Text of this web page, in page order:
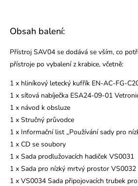
Obsah balení:
Přístroj SAV04 se dodává se vším, co
přístroje po vybalení z krabice, včetně:
1 x hliníkový letecký kufřík EN-AC-FG-
1 x síťová nabíječka ESA24-09-01
1 x návod k obsluze
1 x Stručný průvodce
1 x Informační list „Používání sady pro
1 x CD se soubory
1 x Sada prodlužovacích hadiček VS0031
1 x Sada pro nízký mrtvý prostor VS0032
1 x VS0034 Sada připojovacích trubek